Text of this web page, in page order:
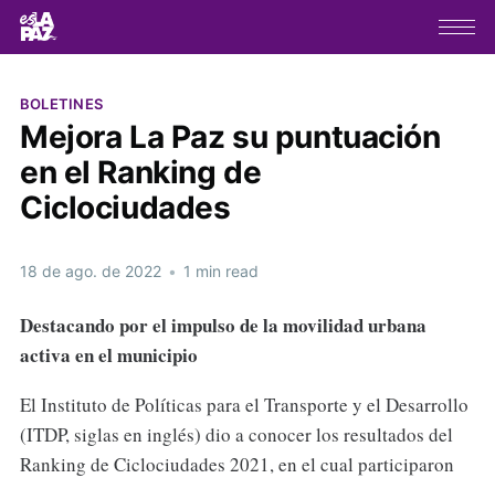
BOLETINES
Mejora La Paz su puntuación
en el Ranking de
Ciclociudades
18 de ago. de 2022 • 1 min read
Destacando por el impulso de la movilidad urbana
activa en el municipio
El Instituto de Políticas para el Transporte y el Desarrollo
(ITDP, siglas en inglés) dio a conocer los resultados del
Ranking de Ciclociudades 2021, en el cual participaron